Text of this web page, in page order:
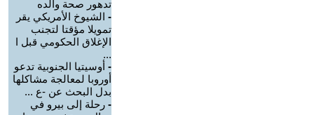
تدهور صحة والده
- الشيوخ الأمريكي يقر
تمويلا مؤقتا لتجنب
الإغلاق الحكومي قبل ا
...
- أوسيتيا الجنوبية تدعو
أوروبا لمعالجة مشاكلها
بدل البحث عن -ع ...
- رحلة إلى بيرو في